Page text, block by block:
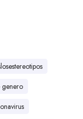
genero